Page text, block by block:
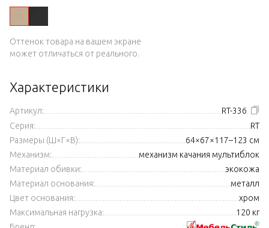
Оттенок товара на вашем экране
может отличаться от реального.
Характеристики
Артикул:
RT-336
Серия:
RT
Размеры (Ш×Г×В):
64×67×117–123 см
Механизм:
механизм качания мультиблок
Материал обивки:
экокожа
Материал основания:
металл
Цвет основания:
хром
Максимальная нагрузка:
120 кг